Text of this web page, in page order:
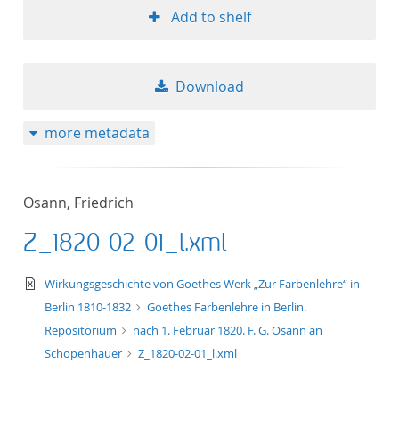
Add to shelf
Download
more metadata
Osann, Friedrich
Z_1820-02-01_l.xml
text/xml
Wirkungsgeschichte von Goethes Werk „Zur Farbenlehre“ in
Berlin 1810-1832
Goethes Farbenlehre in Berlin.
Repositorium
nach 1. Februar 1820. F. G. Osann an
Schopenhauer
Z_1820-02-01_l.xml